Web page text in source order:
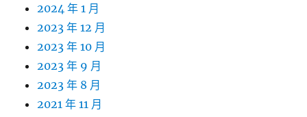
2024 年 1 月
2023 年 12 月
2023 年 10 月
2023 年 9 月
2023 年 8 月
2021 年 11 月